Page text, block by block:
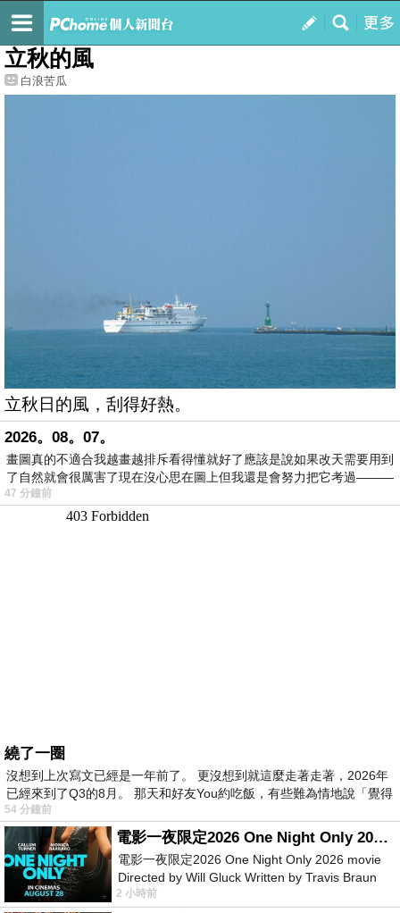
我的
最新文章
立秋的風
白浪苦瓜
立秋日的風，刮得好熱。
2026。08。07。
畫圖真的不適合我越畫越排斥看得懂就好了應該是說如果改天需要用到
了自然就會很厲害了現在沒心思在圖上但我還是會努力把它考過———
47 分鐘前
繞了一圈
沒想到上次寫文已經是一年前了。 更沒想到就這麼走著走著，2026年
已經來到了Q3的8月。 那天和好友You約吃飯，有些難為情地說「覺得
54 分鐘前
電影一夜限定2026 One Night Only 2026 movie
電影一夜限定2026 One Night Only 2026 movie
Directed by Will Gluck Written by Travis Braun
Starring Monica Barbaro
2 小時前